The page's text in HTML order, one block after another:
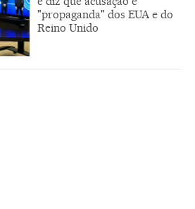
"propaganda" dos EUA e do
Reino Unido